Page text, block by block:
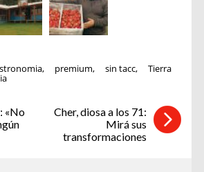
, premium, sin tacc, Tierra
«No
Cher, diosa a los 71:
Mirá sus
transformaciones